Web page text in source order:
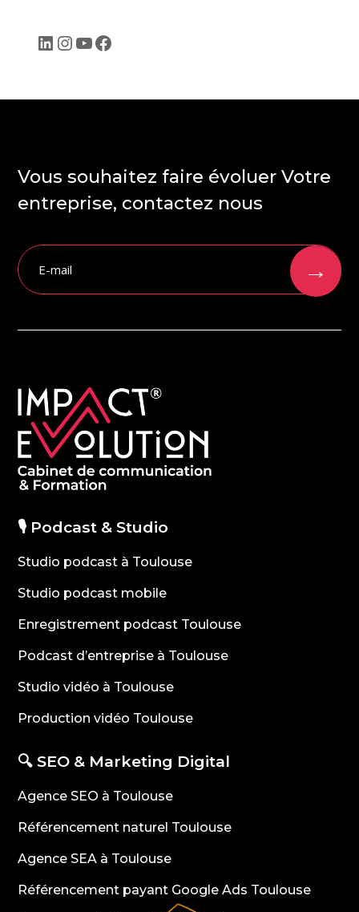
LinkedIn
Instagram
YouTube
Facebook
Vous souhaitez faire évoluer Votre
entreprise, contactez nous
→
🎙️ Podcast & Studio
Studio podcast à Toulouse
Studio podcast mobile
Enregistrement podcast Toulouse
Podcast d’entreprise à Toulouse
Studio vidéo à Toulouse
Production vidéo Toulouse
🔍 SEO & Marketing Digital
Agence SEO à Toulouse
Référencement naturel Toulouse
Agence SEA à Toulouse
Référencement payant Google Ads Toulouse